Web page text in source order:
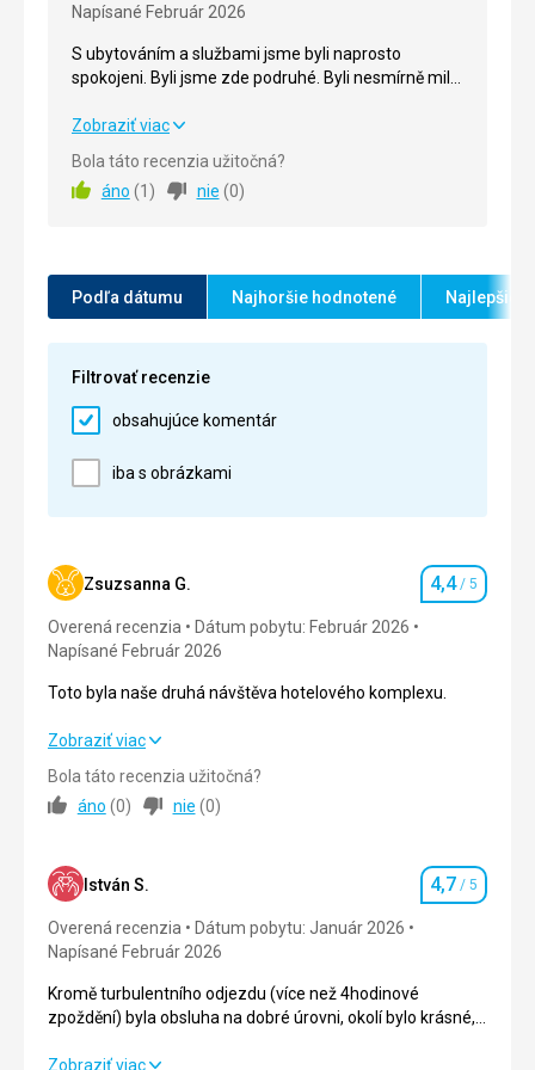
Napísané Február 2026
S ubytováním a službami jsme byli naprosto
spokojeni. Byli jsme zde podruhé. Byli nesmírně milí
naše požadavky.
S ubytováním a službami jsme byli naprosto
a zdvořilí. Čistota a služby hotelu splňovaly všechny
naše požadavky.
Ubytovanie / 5
Služby
Cena
Zobraziť viac
Bola táto recenzia užitočná?
áno (1 ) nie (0)
Podľa dátumu Najhoršie hodnotené Najlepšie
Filtrovať recenzie
obsahujúce komentár
iba s obrázkami
Zsuzsanna G. Hodnotenie
4,4/ 5
Overená recenzia
Dátum pobytu: Február 2026
Napísané Február 2026
Toto byla naše druhá návštěva hotelového komplexu.
Toto byla naše druhá návštěva hotelového komplexu.
Strava
Okolie 5,0/ 5
Služby
Zobraziť viac
Bola táto recenzia užitočná?
áno (0) nie (0)
István S. Hodnotenie
4,7 / 5
Overená recenzia
Dátum pobytu: Január 2026
Napísané Február 2026
Kromě turbulentního odjezdu (více než 4hodinové
zpoždění) byla obsluha na dobré úrovni, okolí bylo krásné,
bezpečné.
Kromě turbulentního odjezdu (více než 4hodinové
Zobraziť viac